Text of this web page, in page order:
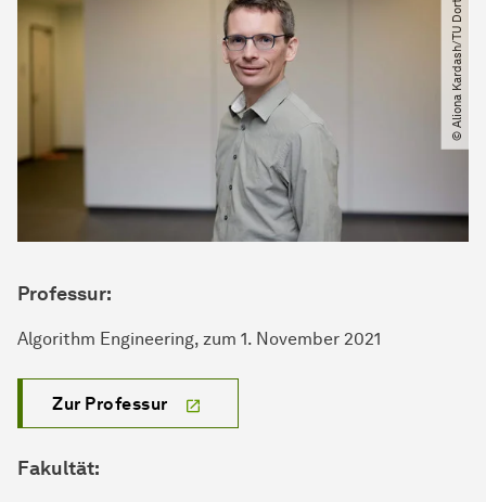
Professur:
Algorithm Engineering, zum 1. November 2021
Zur Professur
Fakultät:
© Aliona Kardash​/​TU Dortmund